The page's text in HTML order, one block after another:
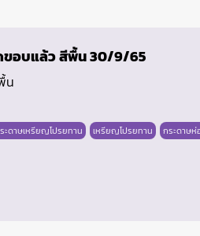
ขอบแล้ว สีพื้น 30/9/65
น
ะดาษเหรียญโปรยทาน เหรียญโปรยทาน กระดาษห่